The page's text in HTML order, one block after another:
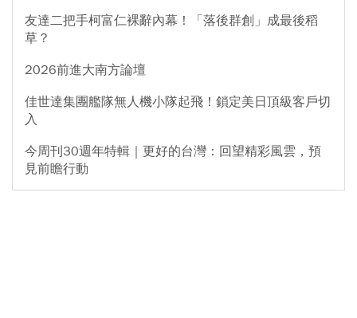
友達二把手柯富仁裸辭內幕！「落後群創」成最後稻
草？
2026前進大南方論壇
佳世達集團艦隊無人機小隊起飛！鎖定美日頂級客戶切
入
今周刊30週年特輯｜更好的台灣：回望精彩風雲，預
見前瞻行動